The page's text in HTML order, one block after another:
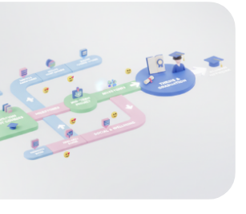
Оставить заявку